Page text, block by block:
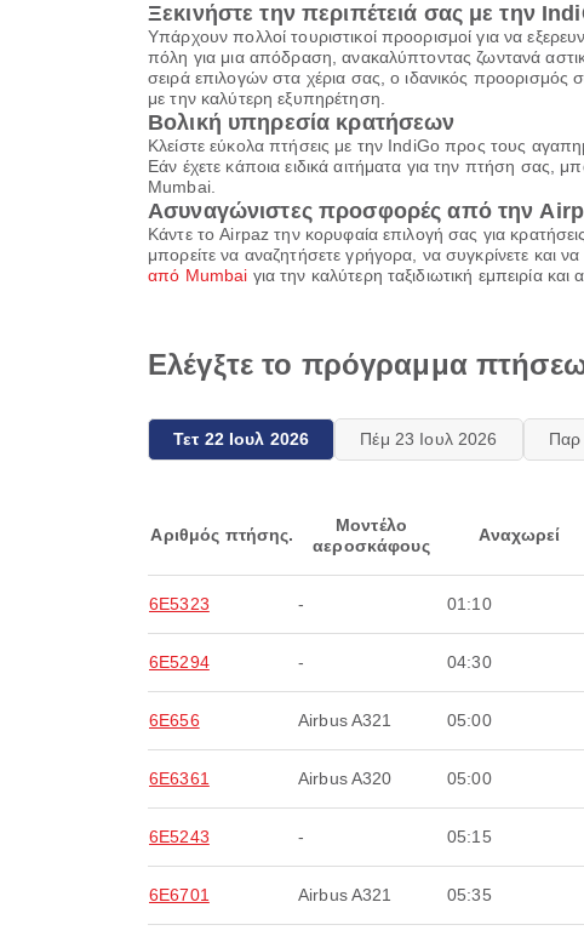
Ξεκινήστε την περιπέτειά σας με την
Υπάρχουν πολλοί τουριστικοί προορισμοί για να
πόλη για μια απόδραση, ανακαλύπτοντας ζωντανά
σειρά επιλογών στα χέρια σας, ο ιδανικός προορισμός
με την καλύτερη εξυπηρέτηση.
Βολική υπηρεσία κρατήσεων
Κλείστε εύκολα πτήσεις με την IndiGo προς τους
Εάν έχετε κάποια ειδικά αιτήματα για την πτήση σας,
Mumbai.
Ασυναγώνιστες προσφορές από την
Κάντε το Airpaz την κορυφαία επιλογή σας για
μπορείτε να αναζητήσετε γρήγορα, να συγκρίνετε και
από Mumbai για την καλύτερη ταξιδιωτική εμπειρία και
Ελέγξτε το πρόγραμμα
Τετ 22 Ιουλ 2026 Πέμ 23 Ιουλ 2026 Παρ
Αριθμός πτήσης.
Μοντέλο
αεροσκάφους
Αναχωρεί
6E5323 - 01:10
6E5294 - 04:30
6E656 Airbus A321 05:00
6E6361 Airbus A320 05:00
6E5243 - 05:15
6E6701 Airbus A321 05:35